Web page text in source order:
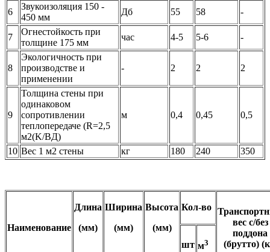
6
Звукоизоляция 150 -
450 мм
Дб 55 58 -
7
Огнестойкость при
толщине 175 мм
час 4-5 5-6 -
8
Экологичность при
производстве и
применении
- 2 2 2
9
Толщина стены при
одинаковом
сопротивлении
теплопередаче (R=2,5
м2(K/BД)
м 0,4 0,45 0,5
10 Вес 1 м2 стены кг 180 240 350
Наименование
Длина
(мм)
Ширина
(мм)
Высота
(мм)
Кол-во
вес с/без
поддона
(брутто)
шт м3